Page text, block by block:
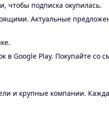
чтобы подписка окупилась.
Актуальные
Google Play. Покупайте со
и крупные компании.